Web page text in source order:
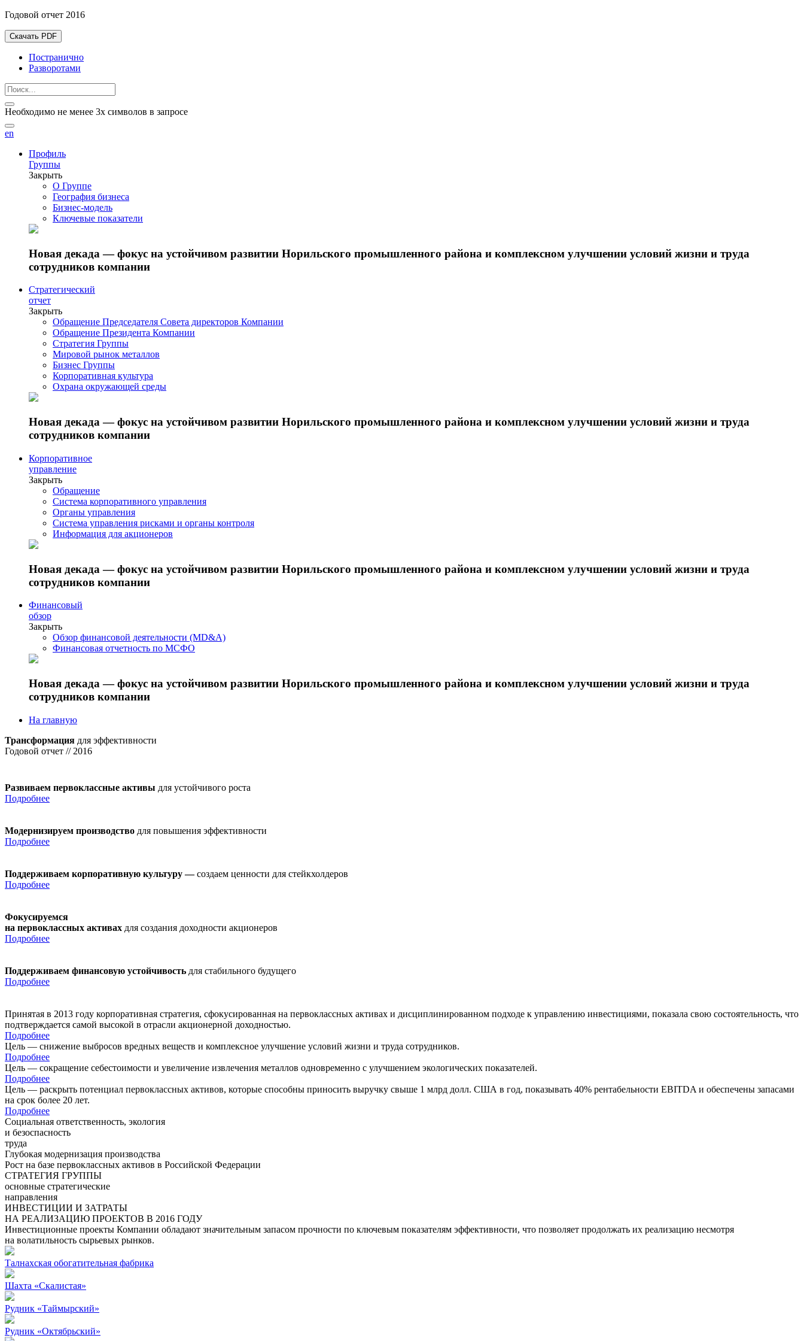
Годовой отчет 2016
Скачать PDF
Постранично
Разворотами
Необходимо не менее 3х символов в запросе
en
Профиль
Группы
Закрыть
О Группе
География бизнеса
Бизнес-модель
Ключевые показатели
Новая декада — фокус на устойчивом развитии Норильского промышленного района и комплексном улучшении условий жизни и труда
сотрудников компании
Стратегический
отчет
Закрыть
Обращение Председателя Совета директоров Компании
Обращение Президента Компании
Стратегия Группы
Мировой рынок металлов
Бизнес Группы
Корпоративная культура
Охрана окружающей среды
Новая декада — фокус на устойчивом развитии Норильского промышленного района и комплексном улучшении условий жизни и труда
сотрудников компании
Корпоративное
управление
Закрыть
Обращение
Система корпоративного управления
Органы управления
Система управления рисками и органы контроля
Информация для акционеров
Новая декада — фокус на устойчивом развитии Норильского промышленного района и комплексном улучшении условий жизни и труда
сотрудников компании
Финансовый
обзор
Закрыть
Обзор финансовой деятельности (MD&A)
Финансовая отчетность по МСФО
Новая декада — фокус на устойчивом развитии Норильского промышленного района и комплексном улучшении условий жизни и труда
сотрудников компании
На главную
Трансформация для эффективности
Годовой отчет // 2016
Развиваем первоклассные активы для устойчивого роста
Подробнее
Модернизируем производство для повышения эффективности
Подробнее
Поддерживаем корпоративную культуру —создаем ценности для стейкхолдеров
Подробнее
Фокусируемся
на первоклассных активах для создания доходности акционеров
Подробнее
Поддерживаем финансовую устойчивость для стабильного будущего
Подробнее
Принятая в 2013 году корпоративная стратегия, сфокусированная на первоклассных активах и дисциплинированном подходе к управлению инвестициями, показала свою состоятельность, что
подтверждается самой высокой в отрасли акционерной доходностью.
Подробнее
Цель — снижение выбросов вредных веществ и комплексное улучшение условий жизни и труда сотрудников.
Подробнее
Цель — сокращение себестоимости и увеличение извлечения металлов одновременно с улучшением экологических показателей.
Подробнее
Цель — раскрыть потенциал первоклассных активов, которые способны приносить выручку свыше 1 млрд долл. США в год, показывать 40% рентабельности EBITDA и обеспечены запасами
на срок более 20 лет.
Подробнее
Социальная ответственность, экология
и безоспасность
труда
Глубокая модернизация производства
Рост на базе первоклассных активов в Российской Федерации
СТРАТЕГИЯ ГРУППЫ
основные стратегические
направления
ИНВЕСТИЦИИ И ЗАТРАТЫ
НА РЕАЛИЗАЦИЮ ПРОЕКТОВ В 2016 ГОДУ
Инвестиционные проекты Компании обладают значительным запасом прочности по ключевым показателям эффективности, что позволяет продолжать их реализацию несмотря
на волатильность сырьевых рынков.
Талнахская обогатительная фабрика
Шахта «Скалистая»
Рудник «Таймырский»
Рудник «Октябрьский»